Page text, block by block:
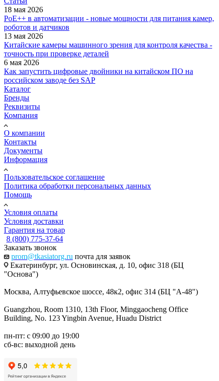
18 мая 2026
PoE++ в автоматизации - новые мощности для питания камер,
роботов и датчиков
13 мая 2026
Китайские камеры машинного зрения для контроля качества -
точность при проверке деталей
6 мая 2026
Как запустить цифровые двойники на китайском ПО на
российском заводе без SAP
Каталог
Бренды
Реквизиты
Компания
О компании
Контакты
Документы
Информация
Пользовательское соглашение
Политика обработки персональных данных
Помощь
Условия оплаты
Условия доставки
Гарантия на товар
8 (800) 775-37-64
Заказать звонок
prom@tkasiatorg.ru почта для заявок
Екатеринбург, ул. Основинская, д. 10, офис 318 (БЦ
"Основа")
Москва, Алтуфьевское шоссе, 48к2, офис 314 (БЦ "А-48")
Guangzhou, Room 1310, 13th Floor, Minggaocheng Office
Building, No. 123 Yingbin Avenue, Huadu District
пн-пт: с 09:00 до 19:00
сб-вс: выходной день